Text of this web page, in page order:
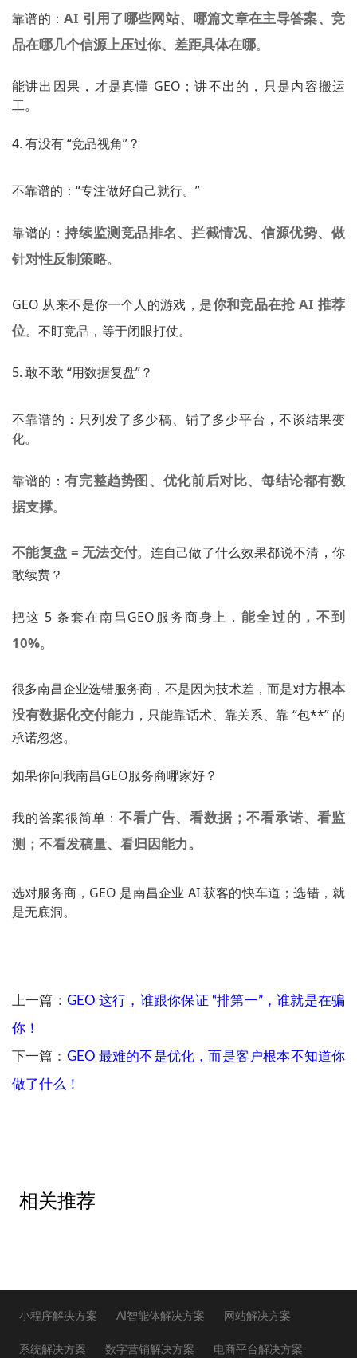
靠谱的：AI 引用了哪些网站、哪篇文章在主导答案、竞
品在哪几个信源上压过你、差距具体在哪。
能讲出因果，才是真懂 GEO；讲不出的，只是内容搬运
工。
4. 有没有 “竞品视角”？
不靠谱的：“专注做好自己就行。”
靠谱的：持续监测竞品排名、拦截情况、信源优势、做
针对性反制策略。
GEO 从来不是你一个人的游戏，是你和竞品在抢 AI 推荐
位。不盯竞品，等于闭眼打仗。
5. 敢不敢 “用数据复盘”？
不靠谱的：只列发了多少稿、铺了多少平台，不谈结果变
化。
靠谱的：有完整趋势图、优化前后对比、每结论都有数
据支撑。
不能复盘 = 无法交付。连自己做了什么效果都说不清，你
敢续费？
把这 5 条套在南昌GEO服务商身上，能全过的，不到
10%。
很多南昌企业选错服务商，不是因为技术差，而是对方根本
没有数据化交付能力 ，只能靠话术、靠关系、靠 “包**” 的
承诺忽悠。
如果你问我南昌GEO服务商哪家好？
我的答案很简单：不看广告、看数据；不看承诺、看监
测；不看发稿量、看归因能力。
选对服务商，GEO 是南昌企业 AI 获客的快车道；选错，就
是无底洞。
上一篇： GEO 这行，谁跟你保证 “排第一”，谁就是在骗
你！
下一篇： GEO 最难的不是优化，而是客户根本不知道你
做了什么！
相关推荐
小程序解决方案 AI智能体解决方案 网站解决方案
系统解决方案 数字营销解决方案 电商平台解决方案